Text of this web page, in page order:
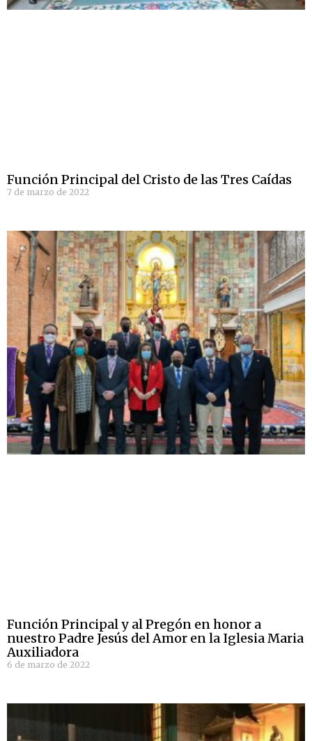
Función Principal del Cristo de las Tres Caídas
7 de marzo de 2022
Función Principal y al Pregón en honor a
nuestro Padre Jesús del Amor en la Iglesia Maria
Auxiliadora
6 de marzo de 2022